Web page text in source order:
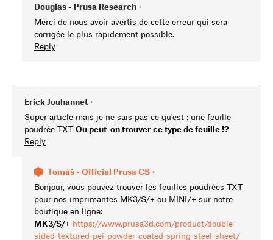
Douglas - Prusa Research •
Merci de nous avoir avertis de cette erreur qui sera
corrigée le plus rapidement possible.
Reply
Erick Jouhannet •
Super article mais je ne sais pas ce qu'est : une feuille
poudrée TXTOu peut-on trouver ce type de feuille !?
Reply
Tomáš - Official Prusa CS •
Bonjour, vous pouvez trouver les feuilles poudrées TXT
pour nos imprimantes MK3/S/+ ou MINI/+ sur notre
boutique en ligne:
MK3/S/+ https://www.prusa3d.com/product/double-
sided-textured-pei-powder-coated-spring-steel-sheet/